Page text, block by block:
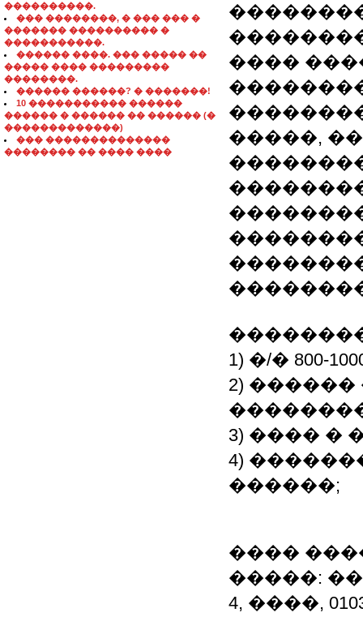
����������.
��� ��������, � ��� ��� �
������� ���������� �
�����������.
������ ����. ��� ����� ��
����� ���� ���������
��������.
������ ������? � �������!
10 ����������� ������
������ � ������ �� ������ (�
�������������)
��� ��������������
�������� �� ���� ����
����
�����,
��������
1) �/� 800-
2)
3) ���� �
4)
������;
����
�����:
4, ����,